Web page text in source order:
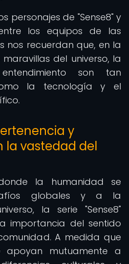
personajes de "Sense8" y
los equipos de las
nos recuerdan que, en la
del universo, la
son tan
la tecnología y el
y
la vastedad del
la humanidad se
globales y a la
la serie "Sense8"
importancia del sentido
A medida que
apoyan mutuamente a